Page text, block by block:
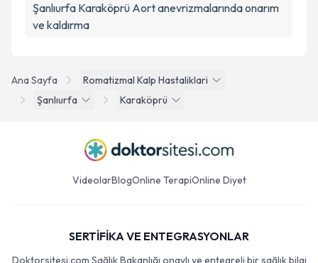
Ana Sayfa
Romatizmal Kalp Hastaliklari
Şanlıurfa
Karaköprü
Şanlıurfa Karaköprü Aort anevrizmalarında onarım
ve kaldırma
VideolarBlogOnline TerapiOnline Diyet
SERTİFİKA VE ENTEGRASYONLAR
Doktorsitesi.com Sağlık Bakanlığı onaylı ve entegreli bir sağlık bilgi